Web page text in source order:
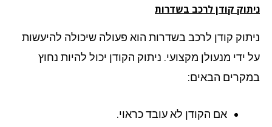
ניתוק קודן לרכב בשדרות
ניתוק קודן לרכב בשדרות הוא פעולה שיכולה להיעשות
על ידי מנעולן מקצועי. ניתוק הקודן יכול להיות נחוץ
במקרים הבאים:
אם הקודן לא עובד כראוי.